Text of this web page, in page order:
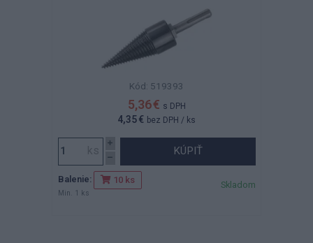
Kód: 519393
5,36 € s DPH
4,35 € bez DPH / ks
KÚPIŤ
Balenie: 10 ks
Min. 1 ks
Skladom